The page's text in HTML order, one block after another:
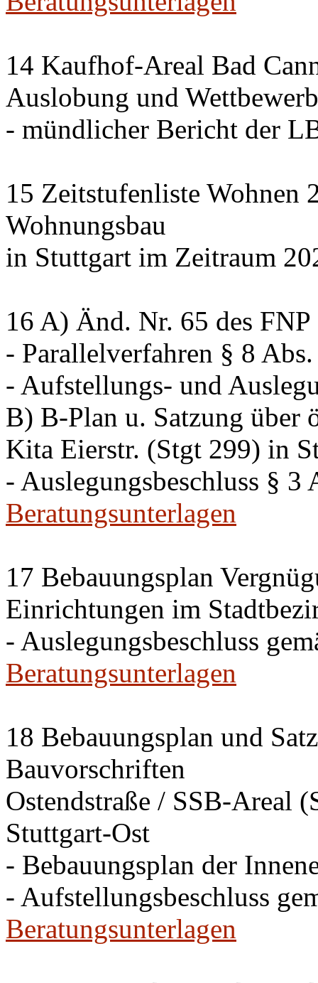
14 Kaufhof-Areal Bad
Auslobung und Wettbewerb
- mündlicher Bericht der
15 Zeitstufenliste Wohnen
Wohnungsbau
in Stuttgart im Zeitraum
16 A) Änd. Nr. 65 des
- Parallelverfahren § 8
- Aufstellungs- und
B) B-Plan u. Satzung über
Kita Eierstr. (Stgt 299) in
- Auslegungsbeschluss § 3
Beratungsunterlagen
17 Bebauungsplan
Einrichtungen im
- Auslegungsbeschluss
Beratungsunterlagen
18 Bebauungsplan und
Bauvorschriften
Ostendstraße / SSB-Areal
Stuttgart-Ost
- Bebauungsplan der
- Aufstellungsbeschluss
Beratungsunterlagen